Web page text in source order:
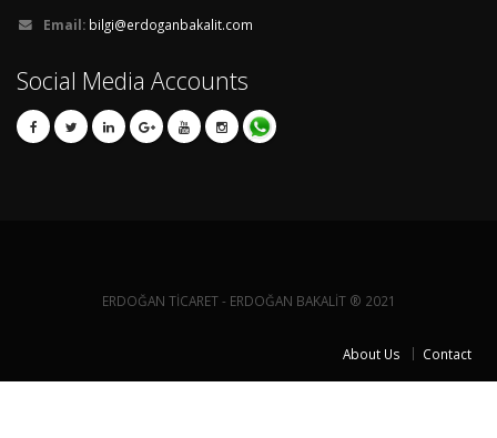
Email: bilgi@erdoganbakalit.com
Social Media Accounts
ERDOĞAN TİCARET - ERDOĞAN BAKALİT ® 2021
About Us Contact